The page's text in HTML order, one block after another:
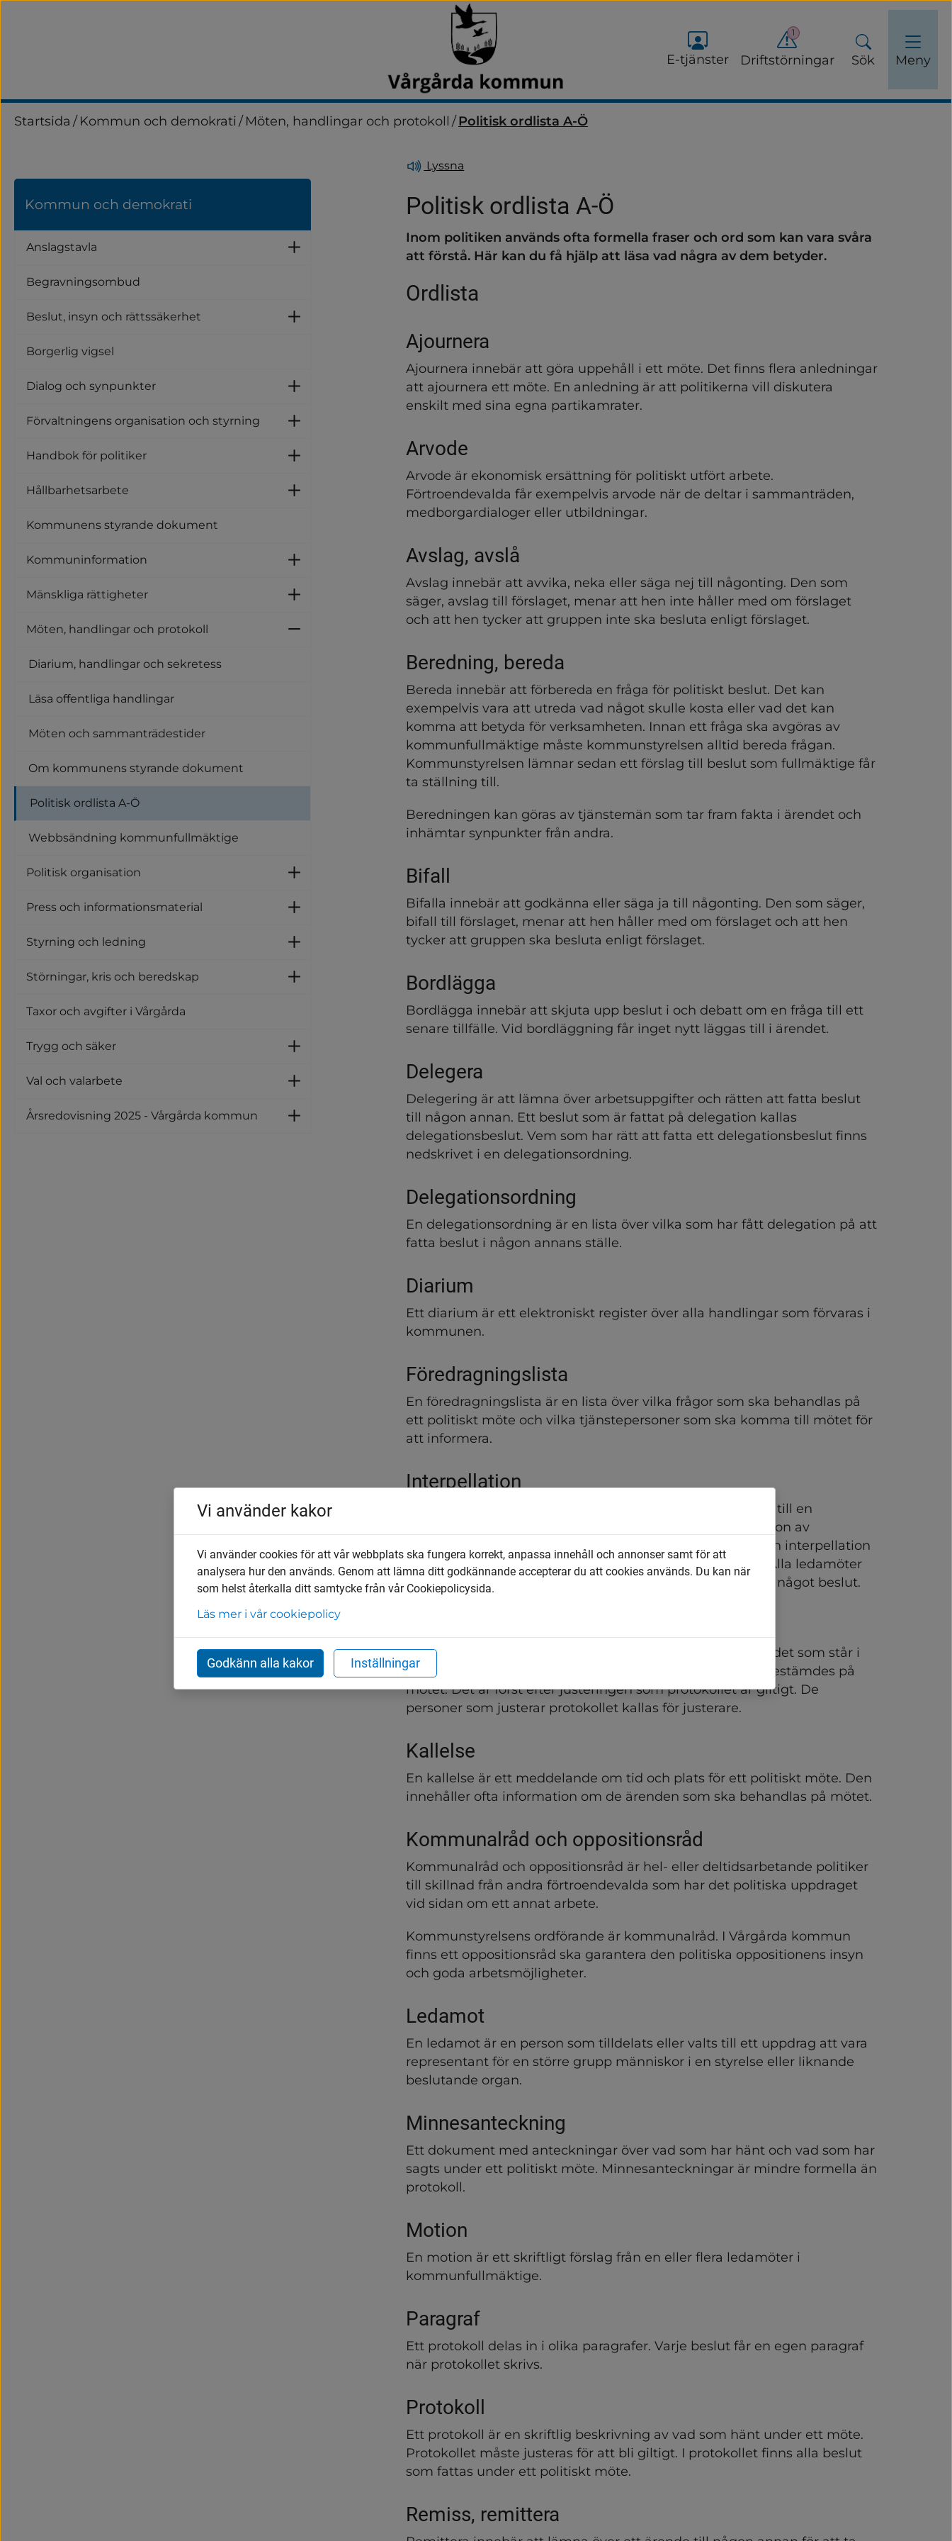
E-tjänster Driftstörningar
1
Sök Meny
Startsida / Kommun och demokrati/ Möten, handlingar och protokoll /Politisk ordlista A-Ö
Kommun och demokrati
Anslagstavla Undersidor för Anslagstavla
Begravningsombud
Beslut, insyn och rättssäkerhet Undersidor för Beslut, insyn och rättssäkerhet
Borgerlig vigsel
Dialog och synpunkter Undersidor för Dialog och synpunkter
Förvaltningens organisation och styrning Undersidor för Förvaltningens organisation och
Handbok för politiker Undersidor för Handbok för politiker
Hållbarhetsarbete Undersidor för Hållbarhetsarbete
Kommunens styrande dokument
Kommuninformation Undersidor för Kommuninformation
Mänskliga rättigheter Undersidor för Mänskliga rättigheter
Möten, handlingar och protokoll
Diarium, handlingar och sekretess
Läsa offentliga handlingar
Möten och sammanträdestider
Om kommunens styrande dokument
Politisk ordlista A-Ö
Webbsändning kommunfullmäktige
Politisk organisation Undersidor för Politisk organisation
Press och informationsmaterial Undersidor för Press och informationsmaterial
Styrning och ledning Undersidor för Styrning och ledning
Störningar, kris och beredskap Undersidor för Störningar, kris och beredskap
Taxor och avgifter i Vårgårda
Trygg och säker Undersidor för Trygg och säker
Val och valarbete Undersidor för Val och valarbete
Årsredovisning 2025 - Vårgårda kommun Undersidor för Årsredovisning 2025 - Vårgårda
Lyssna
Politisk ordlista A-Ö
Inom politiken används ofta formella fraser och ord som kan vara svåra
att förstå. Här kan du få hjälp att läsa vad några av dem betyder.
Ordlista
Ajournera
Ajournera innebär att göra uppehåll i ett möte. Det finns flera anledningar
att ajournera ett möte. En anledning är att politikerna vill diskutera
enskilt med sina egna partikamrater.
Arvode
Arvode är ekonomisk ersättning för politiskt utfört arbete.
Förtroendevalda får exempelvis arvode när de deltar i sammanträden,
medborgardialoger eller utbildningar.
Avslag, avslå
Avslag innebär att avvika, neka eller säga nej till någonting. Den som
säger, avslag till förslaget, menar att hen inte håller med om förslaget
och att hen tycker att gruppen inte ska besluta enligt förslaget.
Beredning, bereda
Bereda innebär att förbereda en fråga för politiskt beslut. Det kan
exempelvis vara att utreda vad något skulle kosta eller vad det kan
komma att betyda för verksamheten. Innan ett fråga ska avgöras av
kommunfullmäktige måste kommunstyrelsen alltid bereda frågan.
Kommunstyrelsen lämnar sedan ett förslag till beslut som fullmäktige får
ta ställning till.
Beredningen kan göras av tjänstemän som tar fram fakta i ärendet och
inhämtar synpunkter från andra.
Bifall
Bifalla innebär att godkänna eller säga ja till någonting. Den som säger,
bifall till förslaget, menar att hen håller med om förslaget och att hen
tycker att gruppen ska besluta enligt förslaget.
Bordlägga
Bordlägga innebär att skjuta upp beslut i och debatt om en fråga till ett
senare tillfälle. Vid bordläggning får inget nytt läggas till i ärendet.
Delegera
Delegering är att lämna över arbetsuppgifter och rätten att fatta beslut
till någon annan. Ett beslut som är fattat på delegation kallas
delegationsbeslut. Vem som har rätt att fatta ett delegationsbeslut finns
nedskrivet i en delegationsordning.
Delegationsordning
En delegationsordning är en lista över vilka som har fått delegation på att
fatta beslut i någon annans ställe.
Diarium
Ett diarium är ett elektroniskt register över alla handlingar som förvaras i
kommunen.
Föredragningslista
En föredragningslista är en lista över vilka frågor som ska behandlas på
ett politiskt möte och vilka tjänstepersoner som ska komma till mötet för
att informera.
Interpellation
Interpellation är en fråga som lämnats in skriftligt i förväg till en
ordförande i en nämnd, ett kommunalt bolag eller till någon av
kommunstyrelsens ledamöter. Skälet till att man ställer en interpellation
kan vara att man vill skapa offentlig debatt om en fråga. Alla ledamöter
får delta i debatten. En interpellationsdebatt leder inte till något beslut.
Att justera innebär att kontrollera och skriva under på att det som står i
ett protokoll är rätt och stämmer överens med vad som bestämdes på
mötet. Det är först efter justeringen som protokollet är giltigt. De
personer som justerar protokollet kallas för justerare.
Kallelse
En kallelse är ett meddelande om tid och plats för ett politiskt möte. Den
innehåller ofta information om de ärenden som ska behandlas på mötet.
Kommunalråd och oppositionsråd
Kommunalråd och oppositionsråd är hel- eller deltidsarbetande politiker
till skillnad från andra förtroendevalda som har det politiska uppdraget
vid sidan om ett annat arbete.
Kommunstyrelsens ordförande är kommunalråd. I Vårgårda kommun
finns ett oppositionsråd ska garantera den politiska oppositionens insyn
och goda arbetsmöjligheter.
Ledamot
En ledamot är en person som tilldelats eller valts till ett uppdrag att vara
representant för en större grupp människor i en styrelse eller liknande
beslutande organ.
Minnesanteckning
Ett dokument med anteckningar över vad som har hänt och vad som har
sagts under ett politiskt möte. Minnesanteckningar är mindre formella än
protokoll.
Motion
En motion är ett skriftligt förslag från en eller flera ledamöter i
kommunfullmäktige.
Paragraf
Ett protokoll delas in i olika paragrafer. Varje beslut får en egen paragraf
när protokollet skrivs.
Protokoll
Ett protokoll är en skriftlig beskrivning av vad som hänt under ett möte.
Protokollet måste justeras för att bli giltigt. I protokollet finns alla beslut
som fattas under ett politiskt möte.
Remiss, remittera
Vi använder kakor
Vi använder cookies för att vår webbplats ska fungera korrekt, anpassa innehåll och annonser samt för att
analysera hur den används. Genom att lämna ditt godkännande accepterar du att cookies används. Du kan när
som helst återkalla ditt samtycke från vår Cookiepolicysida.
Läs mer i vår cookiepolicy
Godkänn alla kakor Inställningar